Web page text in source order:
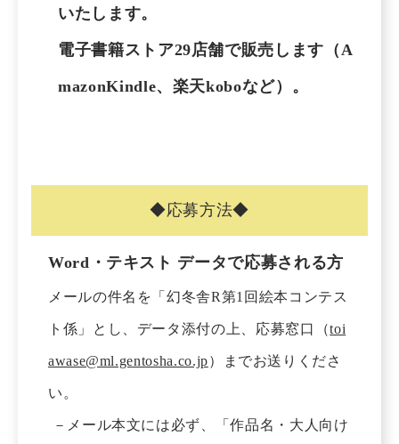
いたします。
電子書籍ストア29店舗で販売します（A
mazonKindle、楽天koboなど）。
◆応募方法◆
Word・テキスト データで応募される方
メールの件名を「幻冬舎R第1回絵本コンテス
ト係」とし、データ添付の上、応募窓口（toi
awase@ml.gentosha.co.jp）までお送りくださ
い。
－メール本文には必ず、「作品名・大人向け